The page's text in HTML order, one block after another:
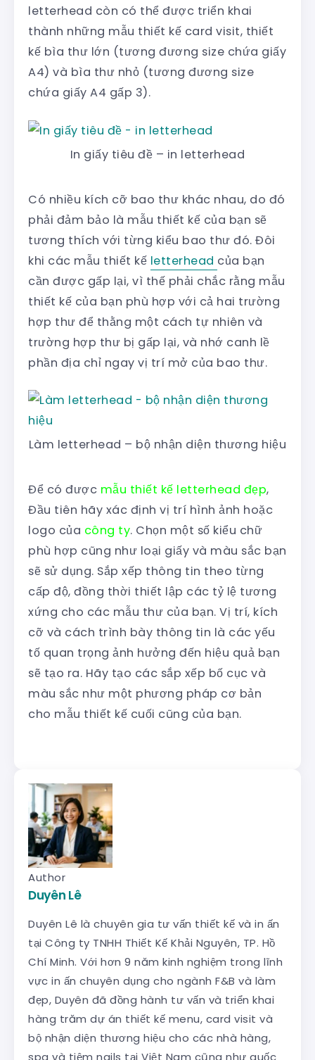
letterhead còn có thể được triển khai
thành những mẫu thiết kế card visit, thiết
kế bìa thư lớn (tương đương size chứa giấy
A4) và bìa thư nhỏ (tương đương size
chứa giấy A4 gấp 3).
In giấy tiêu đề – in letterhead
Có nhiều kích cỡ bao thư khác nhau, do đó
phải đảm bảo là mẫu thiết kế của bạn sẽ
tương thích với từng kiểu bao thư đó. Đôi
khi các mẫu thiết kế letterhead của bạn
cần được gấp lại, vì thế phải chắc rằng mẫu
thiết kế của bạn phù hợp với cả hai trường
hợp thư để thằng một cách tự nhiên và
trường hợp thư bị gấp lại, và nhớ canh lề
phần địa chỉ ngay vị trí mở của bao thư.
Làm letterhead – bộ nhận diện thương hiệu
Để có được mẫu thiết kế letterhead đẹp,
Đầu tiên hãy xác định vị trí hình ảnh hoặc
logo của công ty. Chọn một số kiểu chữ
phù hợp cũng như loại giấy và màu sắc bạn
sẽ sử dụng. Sắp xếp thông tin theo từng
cấp độ, đồng thời thiết lập các tỷ lệ tương
xứng cho các mẫu thư của bạn. Vị trí, kích
cỡ và cách trình bày thông tin là các yếu
tố quan trọng ảnh hưởng đến hiệu quả bạn
sẽ tạo ra. Hãy tạo các sắp xếp bố cục và
màu sắc như một phương pháp cơ bản
cho mẫu thiết kế cuối cũng của bạn.
Author
Duyên Lê
Duyên Lê là chuyên gia tư vấn thiết kế và in ấn
tại Công ty TNHH Thiết Kế Khải Nguyên, TP. Hồ
Chí Minh. Với hơn 9 năm kinh nghiệm trong lĩnh
vực in ấn chuyên dụng cho ngành F&B và làm
đẹp, Duyên đã đồng hành tư vấn và triển khai
hàng trăm dự án thiết kế menu, card visit và
bộ nhận diện thương hiệu cho các nhà hàng,
spa và tiệm nails tại Việt Nam cũng như quốc